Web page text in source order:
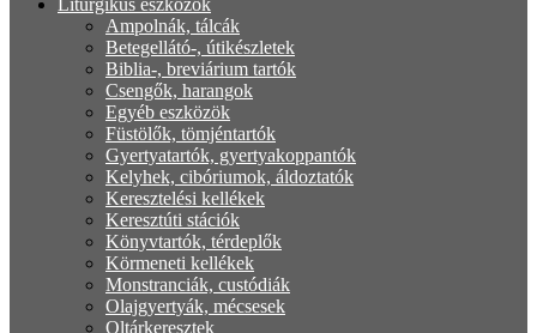
Ampolnák, tálcák
Betegellátó-, útikészletek
Biblia-, breviárium tartók
Csengők, harangok
Egyéb eszközök
Füstölők, tömjéntartók
Gyertyatartók, gyertyakoppantók
Kelyhek, cibóriumok, áldoztatók
Keresztelési kellékek
Keresztúti stációk
Könyvtartók, térdeplők
Körmeneti kellékek
Monstranciák, custódiák
Olajgyertyák, mécsesek
Oltárkeresztek